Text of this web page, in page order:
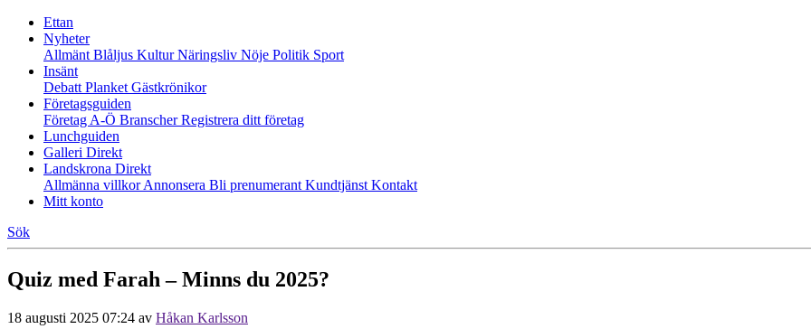
Ettan
Nyheter
Allmänt Blåljus KulturNäringsliv Nöje Politik Sport
Insänt
Debatt Planket Gästkrönikor
Företagsguiden
Företag A-Ö BranscherRegistrera ditt företag
Lunchguiden
Galleri Direkt
Landskrona Direkt
Allmänna villkorAnnonsera Bli prenumerant Kundtjänst Kontakt
Mitt konto
Sök
Quiz med Farah – Minns du 2025?
18 augusti 2025 07:24 av Håkan Karlsson